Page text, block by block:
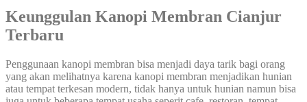
Keunggulan Kanopi Membran Cianjur
Terbaru
Penggunaan kanopi membran bisa menjadi daya tarik bagi orang
yang akan melihatnya karena kanopi membran menjadikan hunian
atau tempat terkesan modern, tidak hanya untuk hunian namun bisa